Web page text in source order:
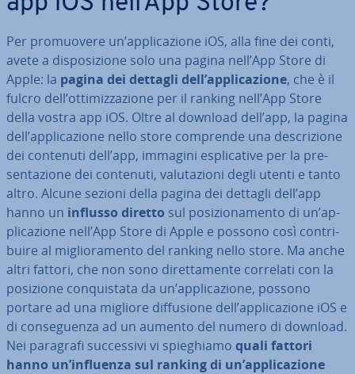
Per pro­muo­ve­re un’ap­pli­ca­zio­ne iOS, alla fine dei conti,
avete a di­spo­si­zio­ne solo una pagina nell’App Store di
Apple: la pagina dei dettagli dell’ap­pli­ca­zio­ne, che è il
fulcro dell’ot­ti­miz­za­zio­ne per il ranking nell’App Store
della vostra app iOS. Oltre al download dell’app, la pagina
dell’ap­pli­ca­zio­ne nello store comprende una de­scri­zio­ne
dei contenuti dell’app, immagini espli­ca­ti­ve per la pre­
sen­ta­zio­ne dei contenuti, va­lu­ta­zio­ni degli utenti e tanto
altro. Alcune sezioni della pagina dei dettagli dell’app
hanno un influsso diretto sul po­si­zio­na­men­to di un’ap­
pli­ca­zio­ne nell’App Store di Apple e possono così con­tri­
bui­re al mi­glio­ra­men­to del ranking nello store. Ma anche
altri fattori, che non sono di­ret­ta­men­te correlati con la
posizione con­qui­sta­ta da un’ap­pli­ca­zio­ne, possono
portare ad una migliore dif­fu­sio­ne dell’ap­pli­ca­zio­ne iOS e
di con­se­guen­za ad un aumento del numero di download.
Nei paragrafi suc­ces­si­vi vi spie­ghia­mo quali fattori
hanno un’influenza sul ranking di un’ap­pli­ca­zio­ne